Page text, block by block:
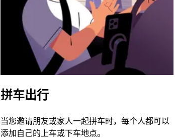
拼车出行
当您邀请朋友或家人一起拼车时，每个人都可以
添加自己的上车或下车地点。